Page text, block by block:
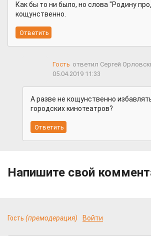
Как бы то ни было, но слова "Родину
кощунственно.
Гость ответил Сергей
05.04.2019 11:33
А разве не кощунственно
городских кинотеатров?
Напишите свой
Гость (премодерация) Войти